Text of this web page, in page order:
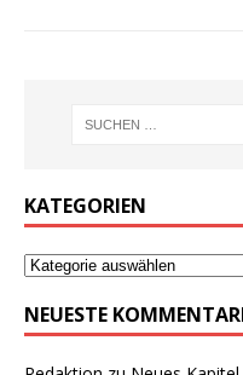
KATEGORIEN
NEUESTE